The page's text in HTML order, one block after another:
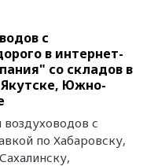
с
в интернет-
со складов в
Южно-
с
по Хабаровску,